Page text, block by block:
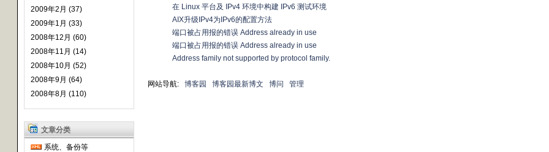
2009年2月 (37)
2009年1月 (33)
2008年12月 (60)
2008年11月 (14)
2008年10月 (52)
2008年9月 (64)
2008年8月 (110)
文章分类
系统、备份等
在 Linux 平台及 IPv4 环境中构建 IPv6 测试环境
AIX升级IPv4为IPv6的配置方法
端口被占用报的错误 Address already in use
端口被占用报的错误 Address already in use
Address family not supported by protocol family.
网站导航: 博客园 博客园最新博文 博问 管理